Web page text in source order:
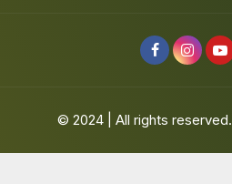
© 2024 | All rights reserved.